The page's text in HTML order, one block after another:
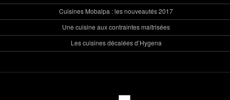
Cuisines Mobalpa : les nouveautés 2017
Une cuisine aux contraintes maîtrisées
Les cuisines décalées d’Hygena